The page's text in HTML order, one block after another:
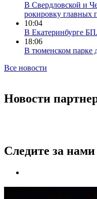
В Свердловской и
рокировку главных
10:04
В Екатеринбурге
18:06
В тюменском парке
Все новости
Новости
Следите за нами